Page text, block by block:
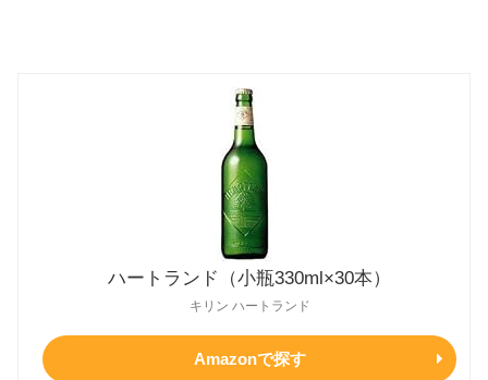
ハートランド（小瓶330ml×30本）
キリン ハートランド
Amazonで探す